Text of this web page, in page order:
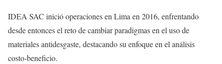
IDEA SAC inició operaciones en Lima en 2016, enfrentando
desde entonces el reto de cambiar paradigmas en el uso de
materiales antidesgaste, destacando su enfoque en el análisis
costo-beneficio.